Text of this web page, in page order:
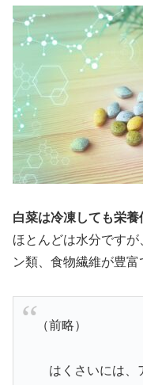
白菜は冷凍しても栄養
ほとんどは水分です
ン類、食物繊維が豊富
（前略）
はくさいには、